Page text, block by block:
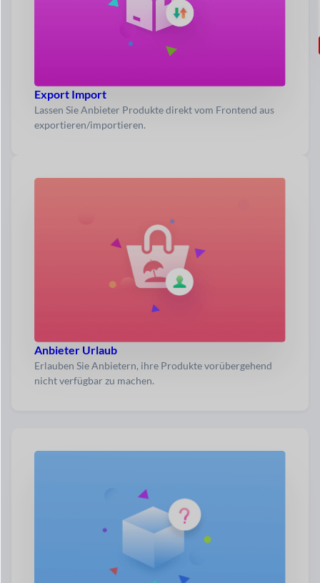
Export Import
Lassen Sie Anbieter Produkte direkt vom Frontend aus
exportieren/importieren.
Anbieter Urlaub
Erlauben Sie Anbietern, ihre Produkte vorübergehend
nicht verfügbar zu machen.